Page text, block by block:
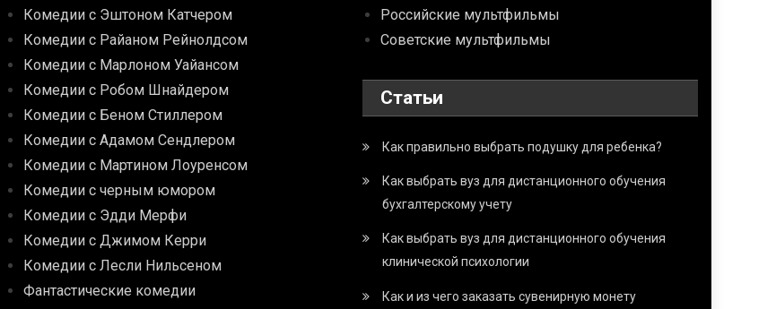
Комедии с Эштоном Катчером
Комедии с Райаном Рейнолдсом
Комедии с Марлоном Уайансом
Комедии с Робом Шнайдером
Комедии с Беном Стиллером
Комедии с Адамом Сендлером
Комедии с Мартином Лоуренсом
Комедии с черным юмором
Комедии с Эдди Мерфи
Комедии с Джимом Керри
Комедии с Лесли Нильсеном
Фантастические комедии
Российские мультфильмы
Советские мультфильмы
Статьи
Как правильно выбрать подушку для ребенка?
Как выбрать вуз для дистанционного обучения
бухгалтерскому учету
Как выбрать вуз для дистанционного обучения
клинической психологии
Как и из чего заказать сувенирную монету